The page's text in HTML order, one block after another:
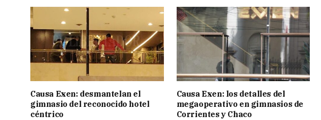
Causa Exen: desmantelan el
gimnasio del reconocido hotel
céntrico
Causa Exen: los detalles del
megaoperativo en gimnasios de
Corrientes y Chaco